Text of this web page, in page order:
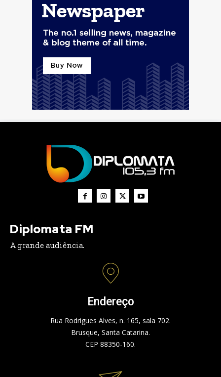
Diplomata FM
A grande audiência.
Endereço
Rua Rodrigues Alves, n. 165, sala 702.
Brusque, Santa Catarina.
CEP 88350-160.